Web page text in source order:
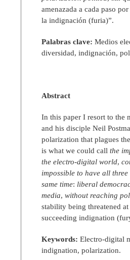
amenazada a cada paso
la indignación (furia)”.
Palabras clave: Medios
diversidad, indignación,
Abstract
In this paper I resort to the
and his disciple Neil
polarization that plagues
is what we could call the
the electro-digital world,
impossible to have all
same time: liberal
media, without reaching
stability being threatened
succeeding indignation
Keywords: Electro-digital
indignation, polarization.